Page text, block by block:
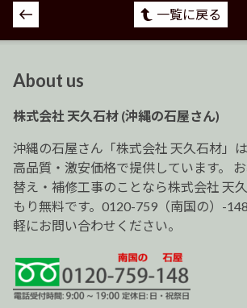
投
稿
ゲ
ー
シ
ョ
ン
一覧に戻る
About us
株式会社 天久石材 (沖縄の石屋さん)
沖縄の石屋さん「株式会社 天久石材」
高品質・激安価格で提供しています。
替え・補修工事のことなら株式会社 天
もり無料です。0120-759（南国の）-
軽にお問い合わせください。